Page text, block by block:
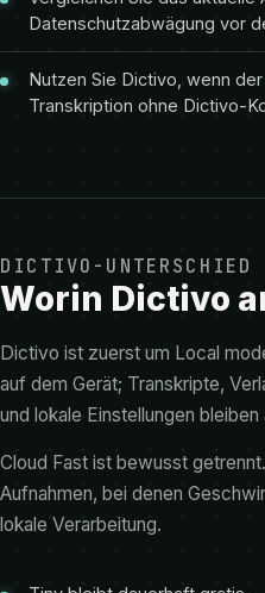
Datenschutzabwägung vor
Nutzen Sie Dictivo, wenn
Transkription ohne Dictivo-
DICTIVO-UNTERSCHIED
Worin Dictivo
Dictivo ist zuerst um Local
auf dem Gerät; Transkripte,
und lokale Einstellungen
Cloud Fast ist bewusst
Aufnahmen, bei denen
lokale Verarbeitung.